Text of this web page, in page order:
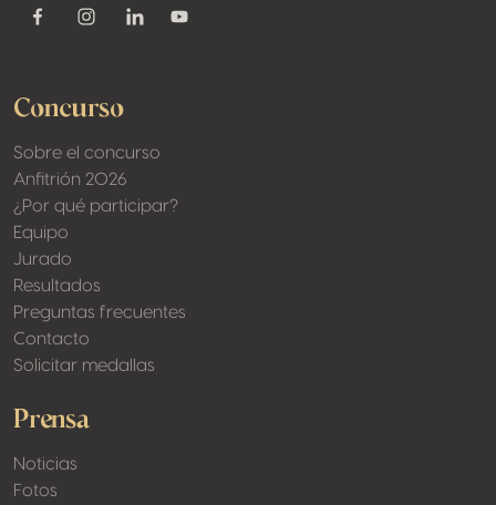
FacebookInstagramLinkedinYoutube
Concurso
Sobre el concurso
Anfitrión 2026
¿Por qué participar?
Equipo
Jurado
Resultados
Preguntas frecuentes
Contacto
Solicitar medallas
Prensa
Noticias
Fotos